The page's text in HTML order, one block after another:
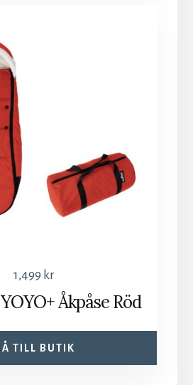
1,499 kr
Åkpåse Röd
TILL BUTIK